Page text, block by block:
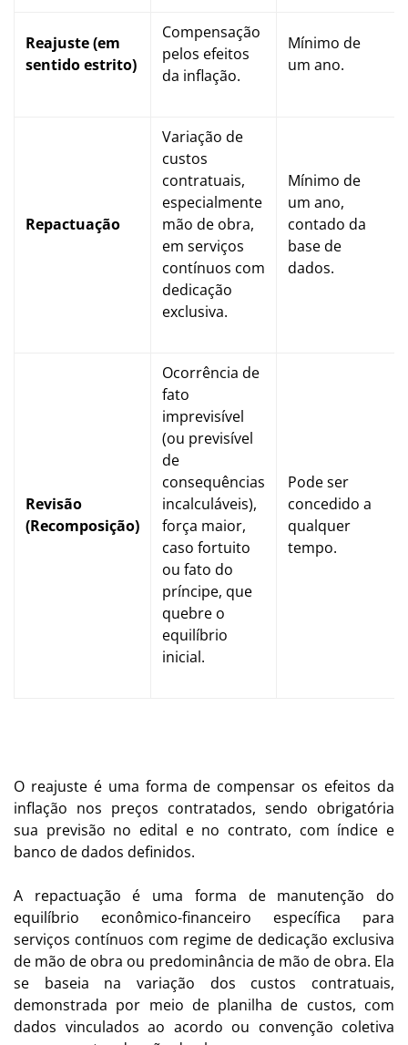
Reajuste (em
sentido estrito)
Compensação
pelos efeitos
da inflação.
Mínimo de
um ano.
Repactuação
Variação de
custos
contratuais,
especialmente
mão de obra,
em serviços
contínuos com
dedicação
exclusiva.
Mínimo de
um ano,
contado da
base de
dados.
Revisão
(Recomposição)
Ocorrência de
fato
imprevisível
(ou previsível
de
consequências
incalculáveis),
força maior,
caso fortuito
ou fato do
príncipe, que
quebre o
equilíbrio
inicial.
Pode ser
concedido a
qualquer
tempo.
O reajuste é uma forma de compensar os efeitos da
inflação nos preços contratados, sendo obrigatória
sua previsão no edital e no contrato, com índice e
banco de dados definidos.
A repactuação é uma forma de manutenção do
equilíbrio econômico-financeiro específica para
serviços contínuos com regime de dedicação exclusiva
de mão de obra ou predominância de mão de obra. Ela
se baseia na variação dos custos contratuais,
demonstrada por meio de planilha de custos, com
dados vinculados ao acordo ou convenção coletiva